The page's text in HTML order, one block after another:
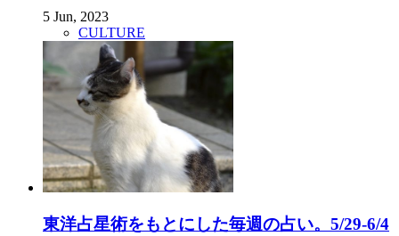
5 Jun, 2023
CULTURE
東洋占星術をもとにした毎週の占い。5/29-6/4